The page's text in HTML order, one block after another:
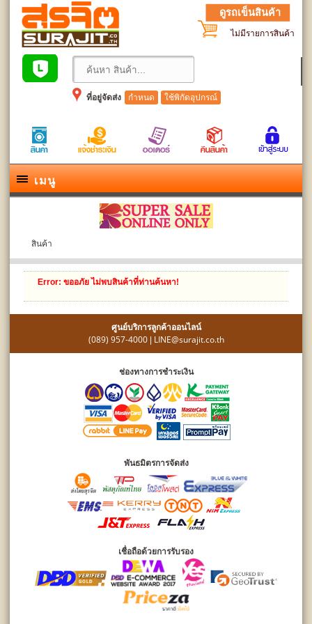
ดูรถเข็นสินค้า
ไม่มีรายการสินค้า
ที่อยู่จัดส่ง กำหนด ใช้พิกัดอุปกรณ์
เมนู
สินค้า
Error: ขออภัย ไม่พบสินค้าที่ท่านค้นหา!
ศูนย์บริการลูกค้าออนไลน์
(089) 957-4000| LINE@surajit.co.th
ช่องทางการชำระเงิน
พันธมิตรการจัดส่ง
เชื่อถือด้วยการรับรอง